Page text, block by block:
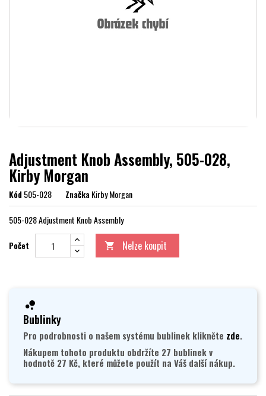
Adjustment Knob Assembly, 505-028,
Kirby Morgan
Kód505-028 ZnačkaKirby Morgan
505-028 Adjustment Knob Assembly
Počet  Nelze koupit
Bublinky
Pro podrobnosti o našem systému bublinek klikněte zde.
Nákupem tohoto produktu obdržíte 27 bublinek v
hodnotě 27 Kč, které můžete použít na Váš další nákup.